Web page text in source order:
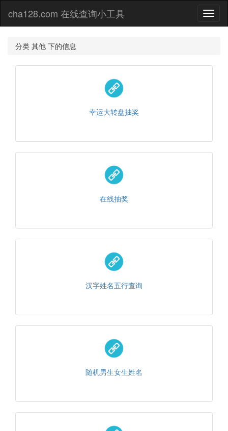
cha128.com 在线查询小工具
分类 其他 下的信息
幸运大转盘抽奖
在线抽奖
汉字姓名五行查询
随机男生女生姓名